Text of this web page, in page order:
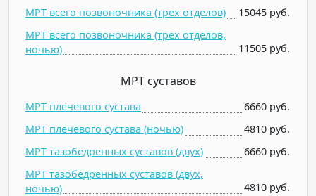
МРТ всего позвоночника (трех отделов)
15045 руб.
МРТ всего позвоночника (трех отделов,
ночью)
11505 руб.
МРТ суставов
МРТ плечевого сустава
6660 руб.
МРТ плечевого сустава (ночью)
4810 руб.
МРТ тазобедренных суставов (двух)
6660 руб.
МРТ тазобедренных суставов (двух,
ночью)
4810 руб.